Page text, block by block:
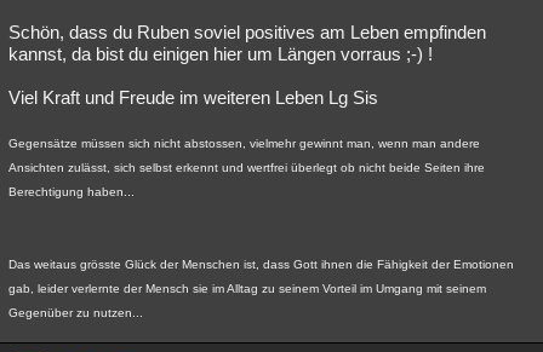
Schön, dass du Ruben soviel positives am Leben empfinden
kannst, da bist du einigen hier um Längen vorraus ;-) !
Viel Kraft und Freude im weiteren Leben Lg Sis
Gegensätze müssen sich nicht abstossen, vielmehr gewinnt man, wenn man andere
Ansichten zulässt, sich selbst erkennt und wertfrei überlegt ob nicht beide Seiten ihre
Berechtigung haben...
Das weitaus grösste Glück der Menschen ist, dass Gott ihnen die Fähigkeit der Emotionen
gab, leider verlernte der Mensch sie im Alltag zu seinem Vorteil im Umgang mit seinem
Gegenüber zu nutzen...